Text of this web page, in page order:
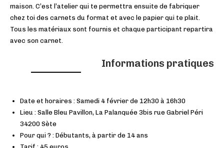
maison. C’est l’atelier qui te permettra ensuite de fabriquer
chez toi des carnets du format et avec le papier qui te plait.
Tous les matériaux sont fournis et chaque participant repartira
avec son carnet.
Informations pratiques
Date et horaires : Samedi 4 février de 12h30 à 16h30
Lieu : Salle Bleu Pavillon, La Palanquée 3bis rue Gabriel Péri
34200 Sète
Pour qui ? : Débutants, à partir de 14 ans